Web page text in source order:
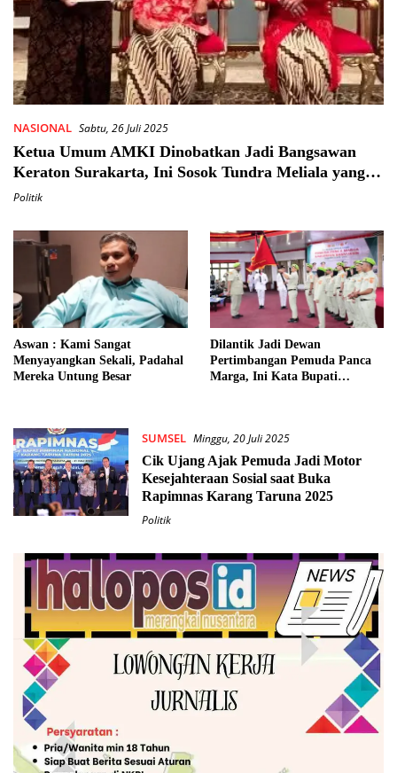
NASIONAL Sabtu, 26 Juli 2025
Ketua Umum AMKI Dinobatkan Jadi Bangsawan
Keraton Surakarta, Ini Sosok Tundra Meliala yang
Curi Perhatian Raja
Politik
Aswan : Kami Sangat
Menyayangkan Sekali, Padahal
Mereka Untung Besar
Dilantik Jadi Dewan
Pertimbangan Pemuda Panca
Marga, Ini Kata Bupati
SUMSEL Minggu, 20 Juli 2025
Cik Ujang Ajak Pemuda Jadi Motor
Kesejahteraan Sosial saat Buka
Rapimnas Karang Taruna 2025
Politik